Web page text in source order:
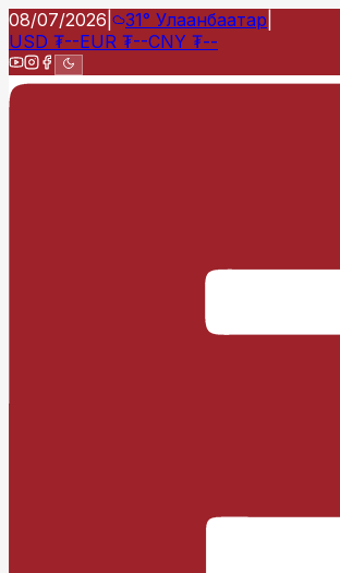
08/07/2026 31° Улаанбаатар
USD ₮--EUR ₮--CNY ₮--